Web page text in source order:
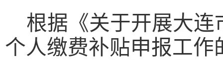
根据《关于开展大
个人缴费补贴申报工